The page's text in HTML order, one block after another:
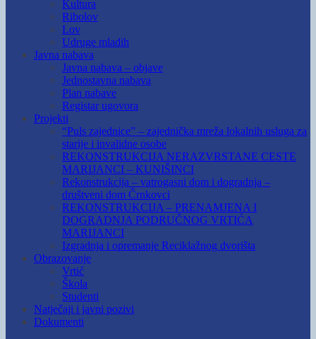
Kultura
Ribolov
Lov
Udruge mladih
Javna nabava
Javna nabava – objave
Jednostavna nabava
Plan nabave
Registar ugovora
Projekti
“Puls zajednice” – zajednička mreža lokalnih usluga za
starije i invalidne osobe
REKONSTRUKCIJA NERAZVRSTANE CESTE
MARIJANCI – KUNIŠINCI
Rekonstrukcija – vatrogasni dom i dogradnja –
društveni dom Črnkovci
REKONSTRUKCIJA – PRENAMJENA I
DOGRADNJA PODRUČNOG VRTIĆA
MARIJANCI
Izgradnja i opremanje Reciklažnog dvorišta
Obrazovanje
Vrtić
Škola
Studenti
Natječaji i javni pozivi
Dokumenti